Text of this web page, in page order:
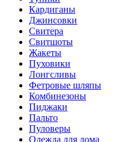
Кардиганы
Джинсовки
Свитера
Свитшоты
Жакеты
Пуховики
Лонгсливы
Фетровые шляпы
Комбинезоны
Пиджаки
Пальто
Пуловеры
Одежда для дома